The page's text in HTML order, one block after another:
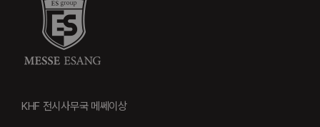
KHF 전시사무국 메쎄이상